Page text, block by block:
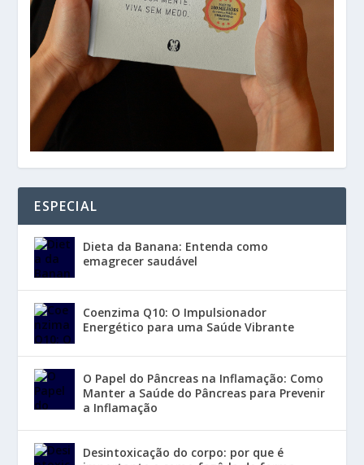
ESPECIAL
Dieta da Banana: Entenda como
emagrecer saudável
Coenzima Q10: O Impulsionador
Energético para uma Saúde Vibrante
O Papel do Pâncreas na Inflamação: Como
Manter a Saúde do Pâncreas para Prevenir
a Inflamação
Desintoxicação do corpo: por que é